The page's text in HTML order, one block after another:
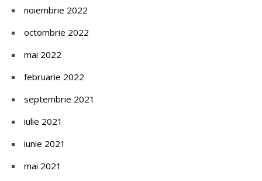
noiembrie 2022
octombrie 2022
mai 2022
februarie 2022
septembrie 2021
iulie 2021
iunie 2021
mai 2021